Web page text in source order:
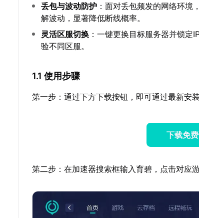
丢包与波动防护 ：面对丢包频发的网络环境
解波动，显著降低断线概率。
灵活区服切换 ：一键更换目标服务器并锁
验不同区服。
1.1 使用步骤
第一步：通过下方下载按钮，即可通过最新安
下载免
第二步：在加速器搜索框输入育碧，点击对应